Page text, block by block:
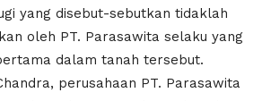
yang disebut-sebutkan tidaklah
oleh PT. Parasawita selaku yang
dalam tanah tersebut.
perusahaan PT. Parasawita